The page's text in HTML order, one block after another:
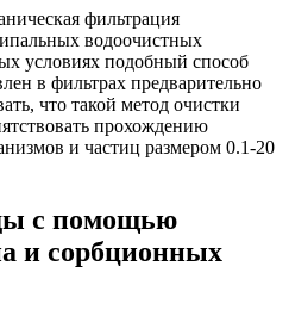
фильтрация
водоочистных
условиях подобный способ
в фильтрах предварительно
что такой метод очистки
прохождению
и частиц размером 0.1-20
с помощью
и сорбционных